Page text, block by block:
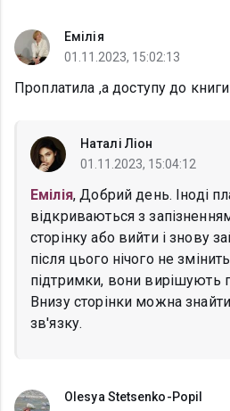
Емілія
01.11.2023, 15:02:13
Проплатила ,а доступу до
Наталі Ліон
01.11.2023, 15:04:12
Емілія, Добрий день. Іноді
відкриваються з
сторінку або вийти і знову
після цього нічого не
підтримки, вони вирішують
Внизу сторінки можна
зв'язку.
Olesya Stetsenko-Popil